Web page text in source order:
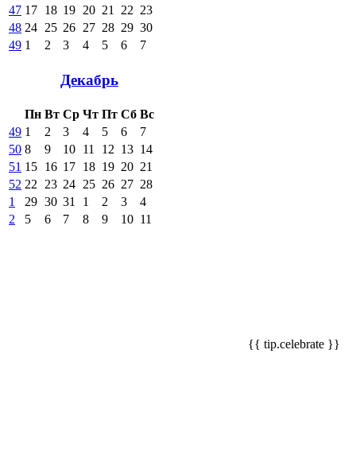
47 17 18 19 20 21 22 23
48 24 25 26 27 28 29 30
49 1 2 3 4 5 6 7
Декабрь
Пн Вт Ср Чт Пт Сб Вс
49 1 2 3 4 5 6
7
50 8 9 10 11 12 13 14
51 15 16 17 18 19 20 21
52 22 23 24 25 26 27 28
1
29 30 31 1 2 3
4
2
5 6 7 8 9 10 11
{{ tip.celebrate }}